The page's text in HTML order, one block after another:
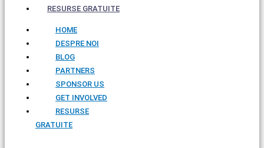
RESURSE GRATUITE
HOME
DESPRE NOI
BLOG
PARTNERS
SPONSOR US
GET INVOLVED
RESURSE
GRATUITE